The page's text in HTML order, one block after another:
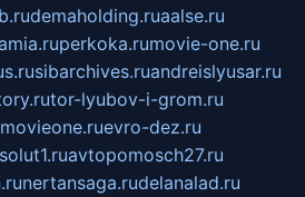
demaholding.ruaalse.ru
perkoka.rumovie-one.ru
sibarchives.ruandreislyusar.ru
tor-lyubov-i-grom.ru
movieone.ruevro-dez.ru
avtopomosch27.ru
nertansaga.rudelanalad.ru